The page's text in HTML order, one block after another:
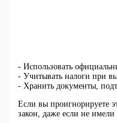
- Использовать
- Учитывать налоги при
- Хранить документы,
Если вы проигнорируете
закон, даже если не имели